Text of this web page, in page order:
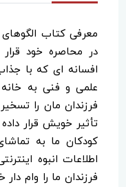
معرفی کتاب الگوهای
در محاصره خود
افسانه ای که با
علمی و فنی به
فرزندان مان را
تأثیر خویش قرار
کودکان ما به
اطلاعات انبوه
فرزندان ما را وام